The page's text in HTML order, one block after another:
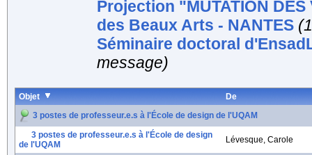
Projection "MUTATION
des Beaux Arts - NANTES
Séminaire doctoral
message)
Objet
De
3 postes de professeur.e.s à l'École de design de l'UQAM
3 postes de professeur.e.s à l'École de design
de l'UQAM
Lévesque, Carole